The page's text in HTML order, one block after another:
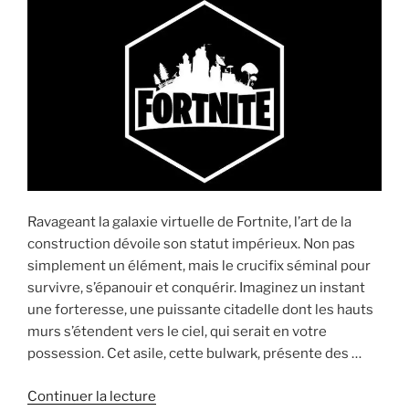
Ravageant la galaxie virtuelle de Fortnite, l’art de la
construction dévoile son statut impérieux. Non pas
simplement un élément, mais le crucifix séminal pour
survivre, s’épanouir et conquérir. Imaginez un instant
une forteresse, une puissante citadelle dont les hauts
murs s’étendent vers le ciel, qui serait en votre
possession. Cet asile, cette bulwark, présente des …
Continuer la lecture